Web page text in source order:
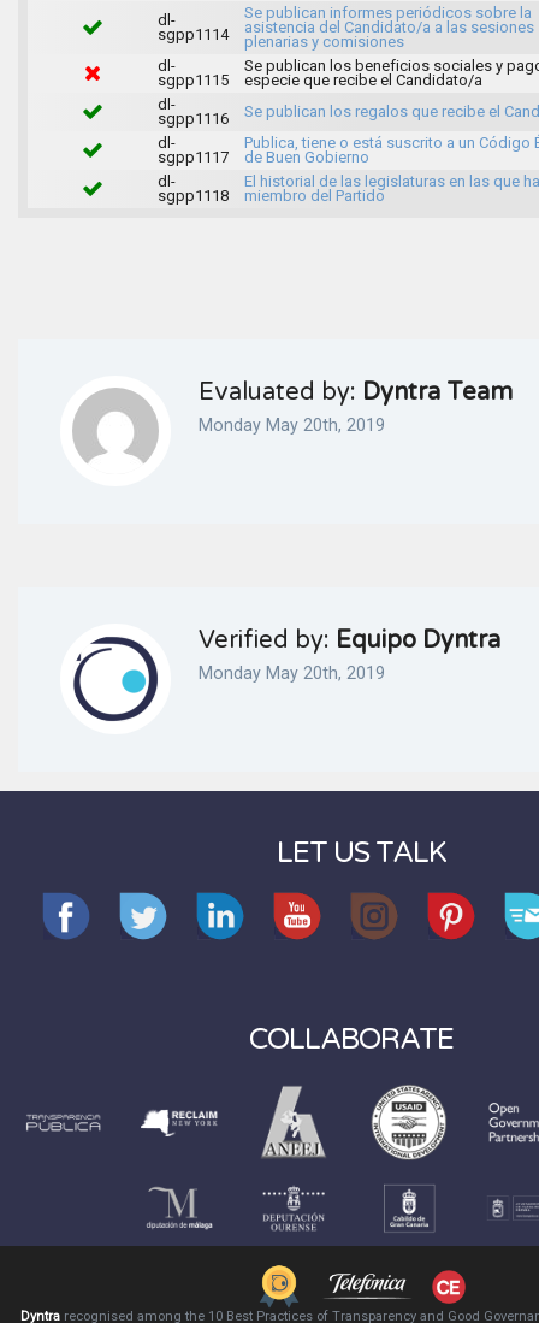
dl-
sgpp1114
Se publican informes periódicos sobre la
asistencia del Candidato/a a las sesiones
plenarias y comisiones
dl-
sgpp1115
Se publican los beneficios sociales y
especie que recibe el Candidato/a
dl-
sgpp1116
Se publican los regalos que recibe el
dl-
sgpp1117
Publica, tiene o está suscrito a un Código
de Buen Gobierno
dl-
sgpp1118
El historial de las legislaturas en las que
miembro del Partido
Evaluated by: Dyntra Team
Monday May 20th, 2019
Verified by: Equipo Dyntra
Monday May 20th, 2019
LET US TALK
COLLABORATE
Dyntra recognised among the 10 Best Practices of Transparency and Good